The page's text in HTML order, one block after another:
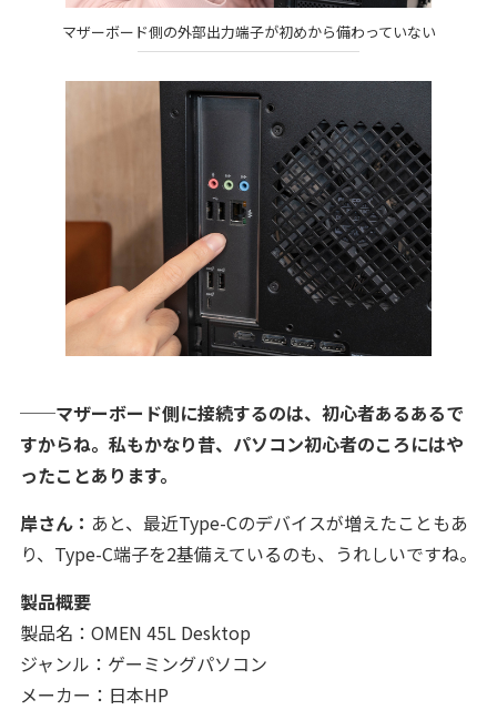
マザーボード側の外部出力端子が初めから備わっていない
──マザーボード側に接続するのは、初心者あるあるで
すからね。私もかなり昔、パソコン初心者のころにはや
ったことあります。
岸さん： あと、最近Type-Cのデバイスが増えたこともあ
り、Type-C端子を2基備えているのも、うれしいですね。
製品概要
製品名：OMEN 45L Desktop
ジャンル：ゲーミングパソコン
メーカー：日本HP